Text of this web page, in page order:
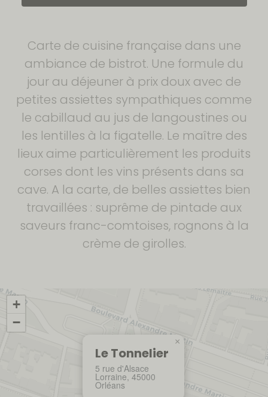
Carte de cuisine française dans une
ambiance de bistrot. Une formule du
jour au déjeuner à prix doux avec de
petites assiettes sympathiques comme
le cabillaud au jus de langoustines ou
les lentilles à la figatelle. Le maître des
lieux aime particulièrement les produits
corses dont les vins présents dans sa
cave. A la carte, de belles assiettes bien
travaillées : suprême de pintade aux
saveurs franc-comtoises, rognons à la
crème de girolles.
Le Tonnelier
5 rue d'Alsace
Lorraine, 45000
Orléans
×
+
−